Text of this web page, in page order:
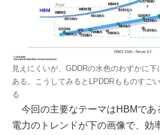
見えにくいが、GDDRの水色のわずかに
ある。こうしてみるとLPDDRもものすご
る
今回の主要なテーマはHBMであ
電力のトレンドが下の画像で、効